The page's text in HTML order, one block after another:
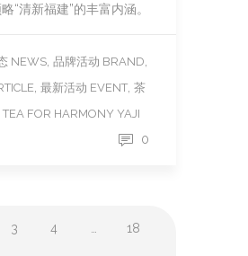
“清新福建”的丰富内涵。
NEWS 品牌活动 BRAND
最新活动 EVENT 茶
TEA FOR HARMONY YAJI
0
3 4 … 18